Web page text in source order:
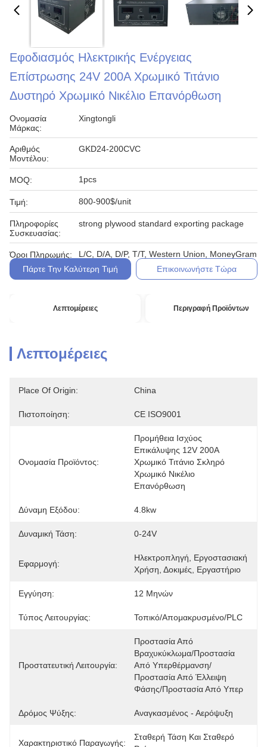
Εφοδιασμός Ηλεκτρικής Ενέργειας
Επίστρωσης 24V 200A Χρωμικό Τιτάνιο
Δυστηρό Χρωμικό Νικέλιο Επανόρθωση
Ονομασία
Μάρκας:
Xingtongli
Αριθμός
Μοντέλου:
GKD24-200CVC
MOQ: 1pcs
Τιμή: 800-900$/unit
Πληροφορίες
Συσκευασίας:
strong plywood standard exporting package
Όροι Πληρωμής:
L/C, D/A, D/P, T/T, Western Union, MoneyGram
Πάρτε Την Καλύτερη Τιμή
Επικοινωνήστε Τώρα
Λεπτομέρειες Περιγραφή Προϊόντων
Λεπτομέρειες
Place Of Origin: China
Πιστοποίηση: CE ISO9001
Ονομασία Προϊόντος:
Προμήθεια Ισχύος
Επικάλυψης 12V 200A
Χρωμικό Τιτάνιο Σκληρό
Χρωμικό Νικέλιο
Επανόρθωση
Δύναμη Εξόδου: 4.8kw
Δυναμική Τάση: 0-24V
Εφαρμογή:
Ηλεκτροπληγή, Εργοστασιακή
Χρήση, Δοκιμές, Εργαστήριο
Εγγύηση: 12 Μηνών
Τύπος Λειτουργίας: Τοπικό/Απομακρυσμένο/PLC
Προστατευτική Λειτουργία:
Προστασία Από
Βραχυκύκλωμα/προστασία
Από Υπερθέρμανση/
Προστασία Από Έλλειψη
Φάσης/προστασία Από Υπερ
Δρόμος Ψύξης: Αναγκασμένος - Αερόψυξη
Χαρακτηριστικό Παραγωγής:
Σταθερή Τάση Και Σταθερό